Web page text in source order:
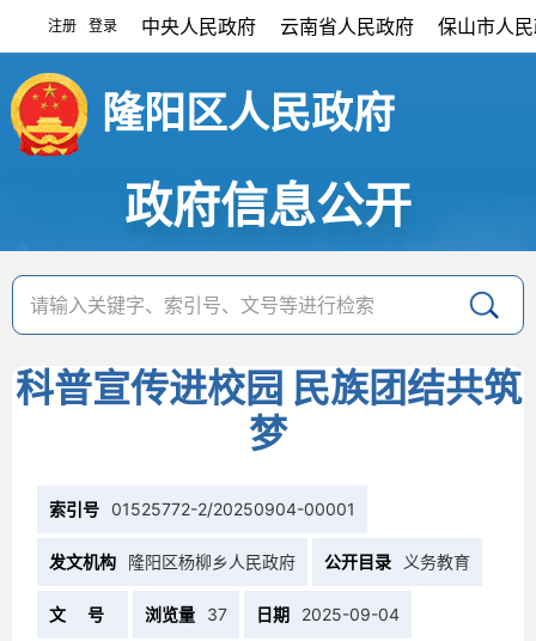
注册 登录 中央人民政府 云南省人民政府 保山市人
隆阳区人民政府
政府信息公开
科普宣传进校园 民族团结共筑
梦
索引号 01525772-2/20250904-00001
发文机构 隆阳区杨柳乡人民政府 公开目录 义务教育
文 号 浏览量 37 日期 2025-09-04